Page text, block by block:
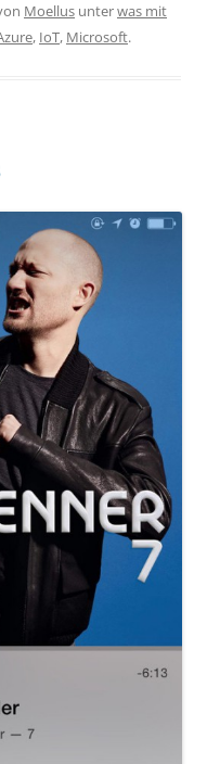
Moellus unterwas mit
, IoT, Microsoft.